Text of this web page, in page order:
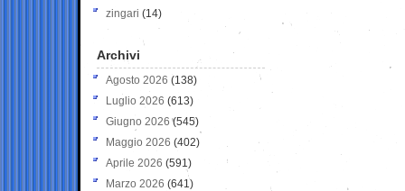
zingari (14)
Archivi
Agosto 2026 (138)
Luglio 2026 (613)
Giugno 2026 (545)
Maggio 2026 (402)
Aprile 2026 (591)
Marzo 2026 (641)